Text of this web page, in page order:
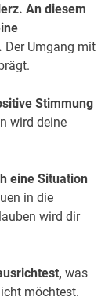
An diesem
Der Umgang mit
Stimmung
wird deine
eine Situation
in die
wird dir
was
möchtest.